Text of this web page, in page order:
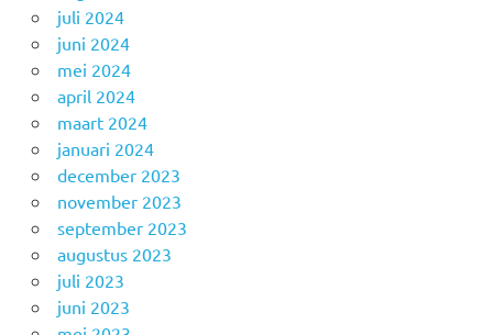
juli 2024
juni 2024
mei 2024
april 2024
maart 2024
januari 2024
december 2023
november 2023
september 2023
augustus 2023
juli 2023
juni 2023